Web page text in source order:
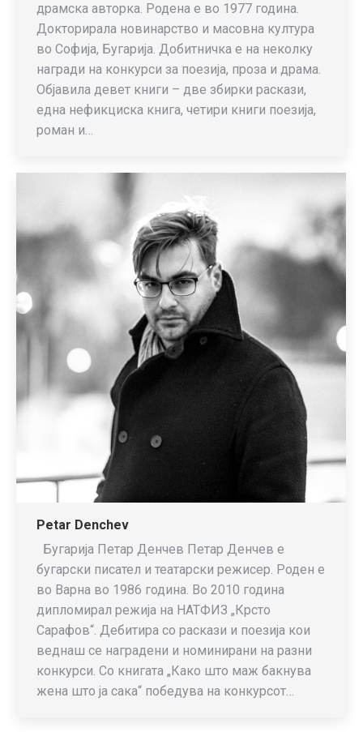
драмска авторка. Родена е во 1977 година.
Докторирала новинарство и масовна култура
во Софија, Бугарија. Добитничка е на неколку
награди на конкурси за поезија, проза и драма.
Објавила девет книги – две збирки раскази,
една нефикциска книга, четири книги поезија,
роман и…
Petar Denchev
Бугарија Петар Денчев Петар Денчев е
бугарски писател и театарски режисер. Роден е
во Варна во 1986 година. Во 2010 година
дипломирал режија на НАТФИЗ „Крсто
Сарафов“. Дебитира со раскази и поезија кои
веднаш се наградени и номинирани на разни
конкурси. Со книгата „Како што маж бакнува
жена што ја сака“ победува на конкурсот…